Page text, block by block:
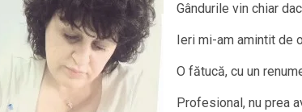
Gândurile vin chiar
Ieri mi-am amintit de
O fătucă, cu un
Profesional, nu prea